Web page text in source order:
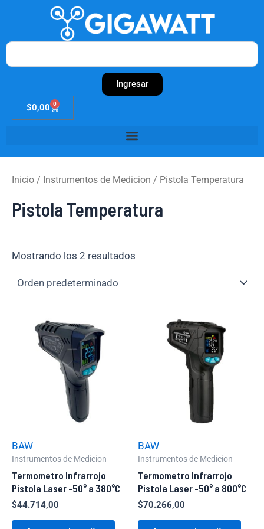
contenido
Search
Ingresar
$0,00 0
Cart
Inicio / Instrumentos de Medicion / Pistola Temperatura
Pistola Temperatura
Mostrando los 2 resultados
BAW
Instrumentos de Medicion
Termometro Infrarrojo
Pistola Laser -50° a 380°C
$44.714,00
BAW
Instrumentos de Medicion
Termometro Infrarrojo
Pistola Laser -50° a 800°C
$70.266,00